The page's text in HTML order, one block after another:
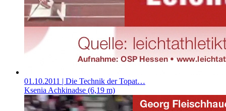
01.10.2011 | Die Technik der Topat…
Ksenia Achkinadse (6,19 m)